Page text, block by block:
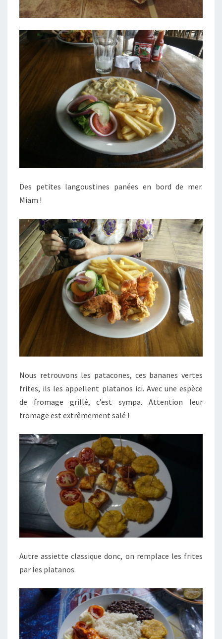
Des petites langoustines panées en bord de mer.
Miam !
Nous retrouvons les patacones, ces bananes vertes
frites, ils les appellent platanos ici. Avec une espèce
de fromage grillé, c’est sympa. Attention leur
fromage est extrêmement salé !
Autre assiette classique donc, on remplace les frites
par les platanos.